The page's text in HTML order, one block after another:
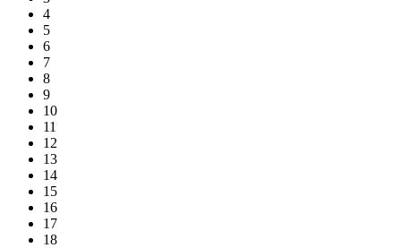
4
5
6
7
8
9
10
11
12
13
14
15
16
17
18